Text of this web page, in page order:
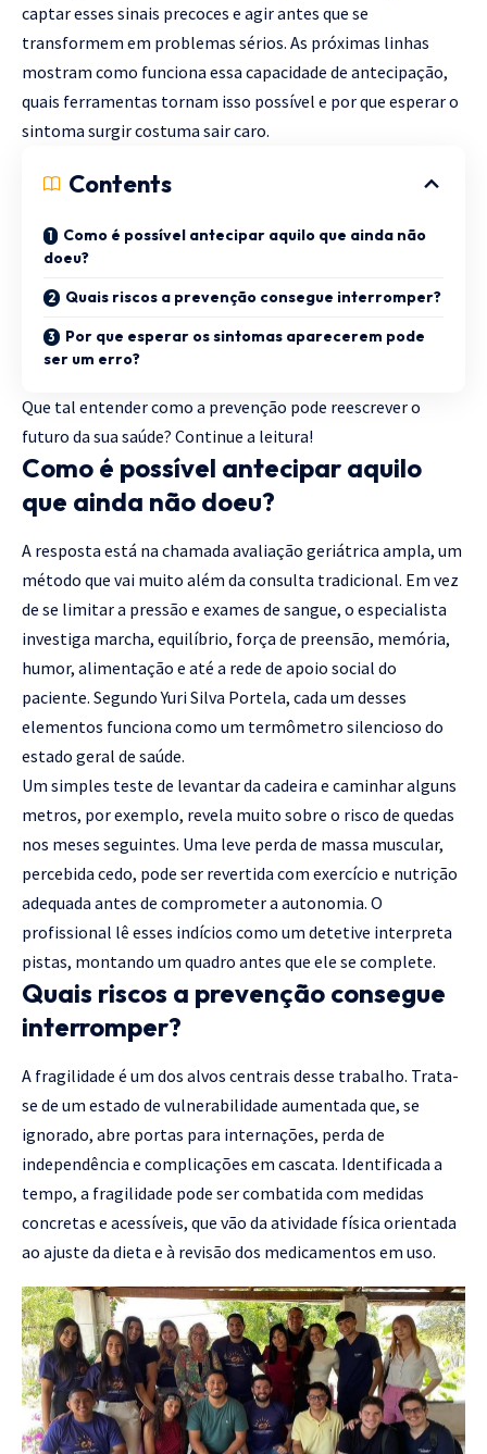
captar esses sinais precoces e agir antes que se
transformem em problemas sérios. As próximas linhas
mostram como funciona essa capacidade de antecipação,
quais ferramentas tornam isso possível e por que esperar o
sintoma surgir costuma sair caro.
Contents
Como é possível antecipar aquilo que ainda não
doeu?
Quais riscos a prevenção consegue interromper?
Por que esperar os sintomas aparecerem pode
ser um erro?
Que tal entender como a prevenção pode reescrever o
futuro da sua saúde? Continue a leitura!
Como é possível antecipar aquilo
que ainda não doeu?
A resposta está na chamada avaliação geriátrica ampla, um
método que vai muito além da consulta tradicional. Em vez
de se limitar a pressão e exames de sangue, o especialista
investiga marcha, equilíbrio, força de preensão, memória,
humor, alimentação e até a rede de apoio social do
paciente. Segundo Yuri Silva Portela, cada um desses
elementos funciona como um termômetro silencioso do
estado geral de saúde.
Um simples teste de levantar da cadeira e caminhar alguns
metros, por exemplo, revela muito sobre o risco de quedas
nos meses seguintes. Uma leve perda de massa muscular,
percebida cedo, pode ser revertida com exercício e nutrição
adequada antes de comprometer a autonomia. O
profissional lê esses indícios como um detetive interpreta
pistas, montando um quadro antes que ele se complete.
Quais riscos a prevenção consegue
interromper?
A fragilidade é um dos alvos centrais desse trabalho. Trata-
se de um estado de vulnerabilidade aumentada que, se
ignorado, abre portas para internações, perda de
independência e complicações em cascata. Identificada a
tempo, a fragilidade pode ser combatida com medidas
concretas e acessíveis, que vão da atividade física orientada
ao ajuste da dieta e à revisão dos medicamentos em uso.